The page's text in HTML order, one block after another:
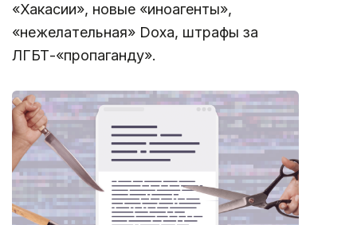
«Хакасии», новые «иноагенты»,
«нежелательная» Doxa, штрафы за
ЛГБТ-«пропаганду».